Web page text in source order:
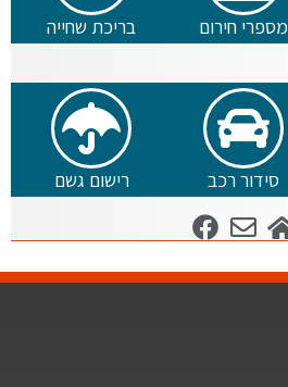
מספרי חירום בריכת שחייה
סידור רכב רישום גשם